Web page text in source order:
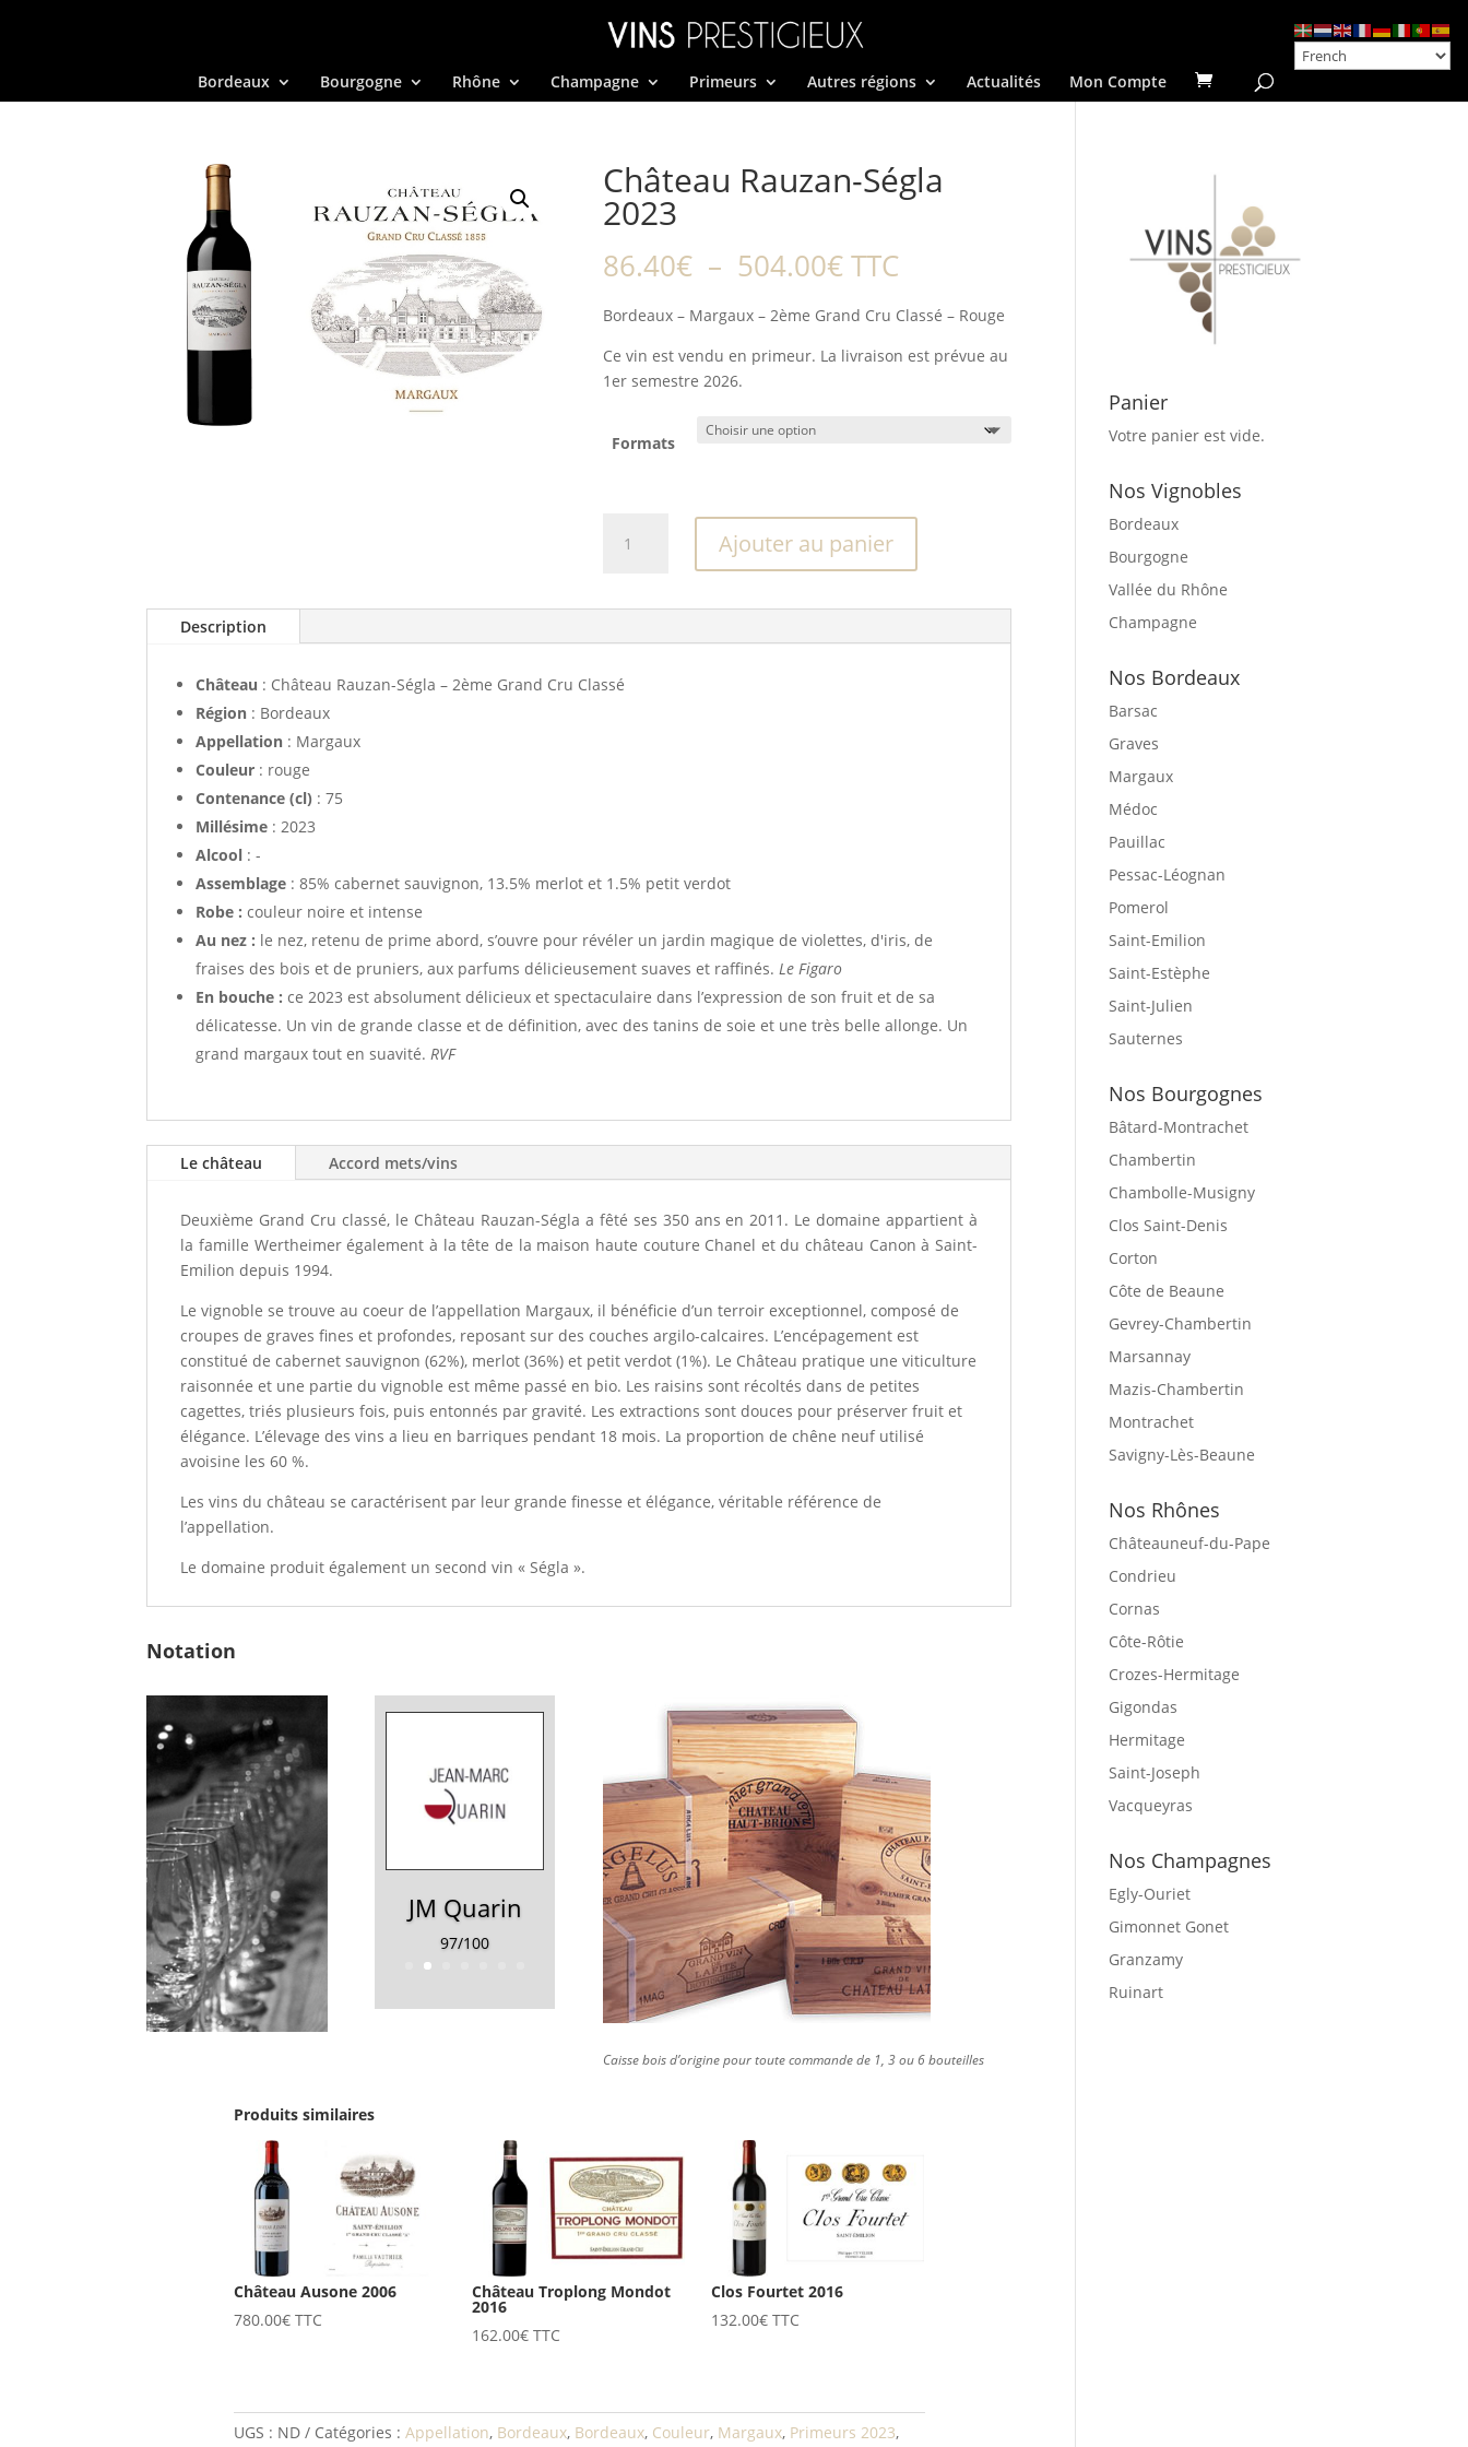
Bordeaux Bourgogne Rhône Champagne Primeurs Autres régions Actualités Mon Compte
Château Rauzan-Ségla
2023
86.40€ – 504.00€Plage
de
prix :
86.40€
à
TTC
Bordeaux – Margaux – 2ème Grand Cru Classé – Rouge
Ce vin est vendu en primeur. La livraison est prévue au
1er semestre 2026.
Formats
Ajouter au panier
Description
Château : Château Rauzan-Ségla – 2ème Grand Cru Classé
Région : Bordeaux
Appellation : Margaux
Couleur : rouge
Contenance (cl) : 75
Millésime : 2023
Alcool : -
Assemblage : 85% cabernet sauvignon, 13.5% merlot et 1.5% petit verdot
Robe :couleur noire et intense
Au nez : le nez, retenu de prime abord, s’ouvre pour révéler un jardin magique de violettes, d'iris, de
fraises des bois et de pruniers, aux parfums délicieusement suaves et raffinés.Le Figaro
En bouche : ce 2023 est absolument délicieux et spectaculaire dans l’expression de son fruit et de sa
délicatesse. Un vin de grande classe et de définition, avec des tanins de soie et une très belle allonge. Un
grand margaux tout en suavité.RVF
Le château Accord mets/vins
Deuxième Grand Cru classé, le Château Rauzan-Ségla a fêté ses 350 ans en 2011. Le domaine appartient à
la famille Wertheimer également à la tête de la maison haute couture Chanel et du château Canon à Saint-
Emilion depuis 1994.
Le vignoble se trouve au coeur de l’appellation Margaux, il bénéficie d’un terroir exceptionnel, composé de
croupes de graves fines et profondes, reposant sur des couches argilo-calcaires. L’encépagement est
constitué de cabernet sauvignon (62%), merlot (36%) et petit verdot (1%). Le Château pratique une viticulture
raisonnée et une partie du vignoble est même passé en bio. Les raisins sont récoltés dans de petites
cagettes, triés plusieurs fois, puis entonnés par gravité. Les extractions sont douces pour préserver fruit et
élégance. L’élevage des vins a lieu en barriques pendant 18 mois. La proportion de chêne neuf utilisé
avoisine les 60 %.
Les vins du château se caractérisent par leur grande finesse et élégance, véritable référence de
l’appellation.
Le domaine produit également un second vin « Ségla ».
Notation
JM Quarin
97/100
Caisse bois d’origine pour toute commande de 1, 3 ou 6 bouteilles
Produits similaires
Château Ausone 2006
780.00€ TTC
Château Troplong Mondot
2016
162.00€ TTC
Clos Fourtet 2016
132.00€ TTC
UGS : ND Catégories : Appellation, Bordeaux, Bordeaux, Couleur, Margaux, Primeurs 2023,
Panier
Votre panier est vide.
Nos Vignobles
Bordeaux
Bourgogne
Vallée du Rhône
Champagne
Nos Bordeaux
Barsac
Graves
Margaux
Médoc
Pauillac
Pessac-Léognan
Pomerol
Saint-Emilion
Saint-Estèphe
Saint-Julien
Sauternes
Nos Bourgognes
Bâtard-Montrachet
Chambertin
Chambolle-Musigny
Clos Saint-Denis
Corton
Côte de Beaune
Gevrey-Chambertin
Marsannay
Mazis-Chambertin
Montrachet
Savigny-Lès-Beaune
Nos Rhônes
Châteauneuf-du-Pape
Condrieu
Cornas
Côte-Rôtie
Crozes-Hermitage
Gigondas
Hermitage
Saint-Joseph
Vacqueyras
Nos Champagnes
Egly-Ouriet
Gimonnet Gonet
Granzamy
Ruinart